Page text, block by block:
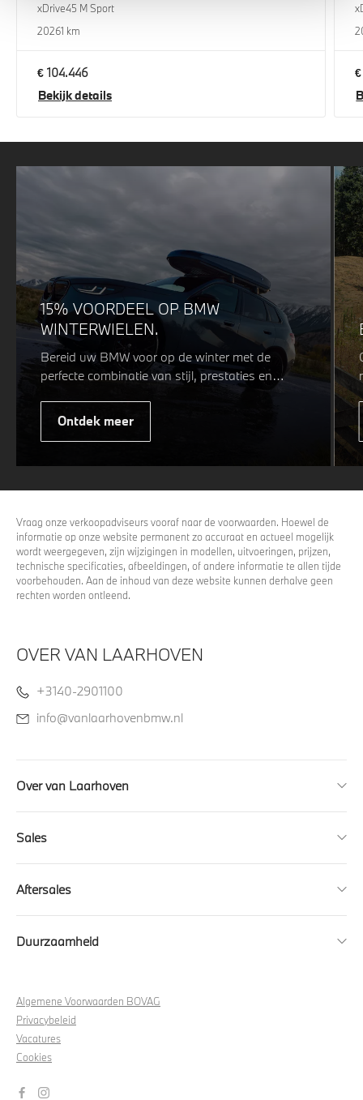
xDrive45 M Sport
20261 km
€ 104.446
Bekijk details
15% VOORDEEL OP BMW
WINTERWIELEN.
Bereid uw BMW voor op de winter met de
perfecte combinatie van stijl, prestaties en
veiligheid. Of u nu kiest voor een sportieve of
elegante look, onze winterwielen zijn
ontworpen om uw rijervaring te optimaliseren,
weersomstandigheden. Profiteer nu van15%
voordeel.
Ontdek meer
Vraag onze verkoopadviseurs vooraf naar de voorwaarden. Hoewel de
informatie op onze website permanent zo accuraat en actueel mogelijk
wordt weergegeven, zijn wijzigingen in modellen, uitvoeringen, prijzen,
technische specificaties, afbeeldingen, of andere informatie te allen tijde
voorbehouden. Aan de inhoud van deze website kunnen derhalve geen
rechten worden ontleend.
OVER VAN LAARHOVEN
+3140-2901100
info@vanlaarhovenbmw.nl
Over van Laarhoven
Sales
Aftersales
Duurzaamheid
Algemene Voorwaarden BOVAG
Privacybeleid
Vacatures
Cookies